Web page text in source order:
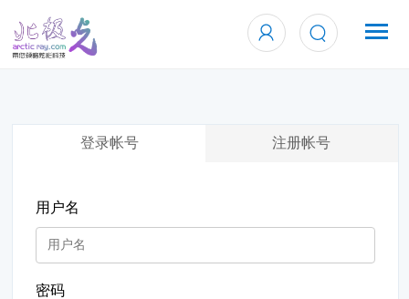
登录帐号 注册帐号
用户名
密码